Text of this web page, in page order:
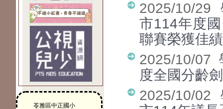
2025/10/29
市114年度
聯賽榮獲佳
2025/10/07
度全國分齡
2025/10/02